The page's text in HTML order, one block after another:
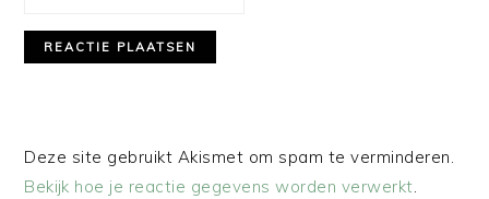
Deze site gebruikt Akismet om spam te verminderen.
Bekijk hoe je reactie gegevens worden verwerkt.